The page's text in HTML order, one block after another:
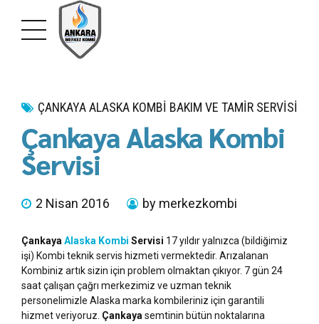
ÇANKAYA ALASKA KOMBI BAKIM VE TAMIR SERVISI
Çankaya Alaska Kombi
Servisi
2 Nisan 2016 by merkezkombi
Çankaya Alaska Kombi Servisi 17 yıldır yalnızca (bildiğimiz
işi) Kombi teknik servis hizmeti vermektedir. Arızalanan
Kombiniz artık sizin için problem olmaktan çıkıyor. 7 gün 24
saat çalışan çağrı merkezimiz ve uzman teknik
personelimizle Alaska marka kombileriniz için garantili
hizmet veriyoruz. Çankaya semtinin bütün noktalarına